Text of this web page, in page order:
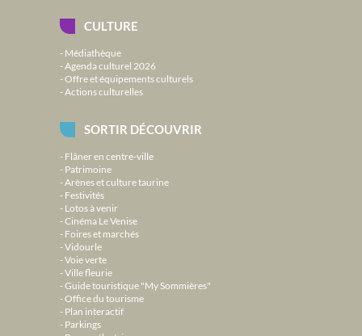
CULTURE
Médiathèque
Agenda culturel 2026
Offre et équipements culturels
Actions culturelles
SORTIR DÉCOUVRIR
Flâner en centre-ville
Patrimoine
Arènes et culture taurine
Festivités
Lotos à venir
Cinéma Le Venise
Foires et marchés
Vidourle
Voie verte
Ville fleurie
Guide touristique "My Sommières"
Office du tourisme
Plan interactif
Parkings